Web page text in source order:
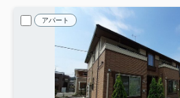
アパート